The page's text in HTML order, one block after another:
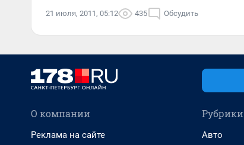
21 июля, 2011, 05:12 435 Обсудить
О компании
Реклама на сайте
Рубрики
Авто